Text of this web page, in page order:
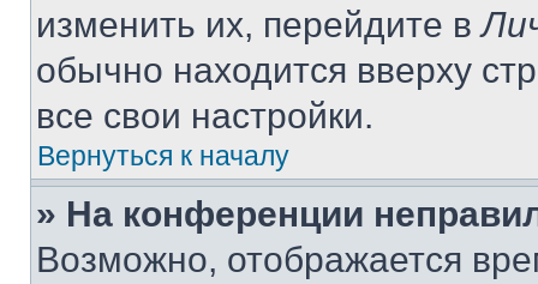
изменить их, перейдите в
обычно находится вверху
все свои настройки.
Вернуться к началу
» На конференции
Возможно, отображается